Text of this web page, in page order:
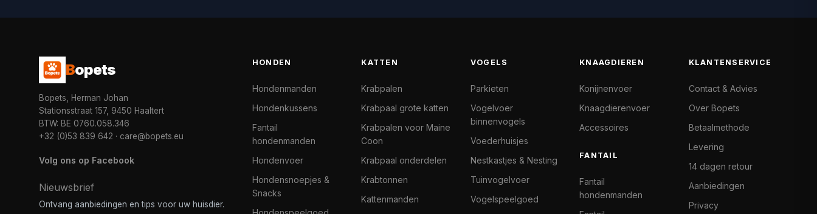
Bopets
Bopets, Herman Johan
Stationsstraat 157, 9450 Haaltert
BTW: BE 0760.058.346
+32 (0)53 839 642 · care@bopets.eu
Volg ons op Facebook
Nieuwsbrief
Ontvang aanbiedingen en tips voor uw huisdier.
HONDEN
Hondenmanden
Hondenkussens
Fantail
hondenmanden
Hondenvoer
Hondensnoepjes &
Snacks
KATTEN
Krabpalen
Krabpaal grote katten
Krabpalen voor Maine
Coon
Krabpaal onderdelen
Krabtonnen
Kattenmanden
VOGELS
Parkieten
Vogelvoer
binnenvogels
Voederhuisjes
Nestkastjes & Nesting
Tuinvogelvoer
Vogelspeelgoed
KNAAGDIEREN
Konijnenvoer
Knaagdierenvoer
Accessoires
FANTAIL
Fantail
hondenmanden
KLANTENSERVICE
Contact & Advies
Over Bopets
Betaalmethode
Levering
14 dagen retour
Aanbiedingen
Privacy